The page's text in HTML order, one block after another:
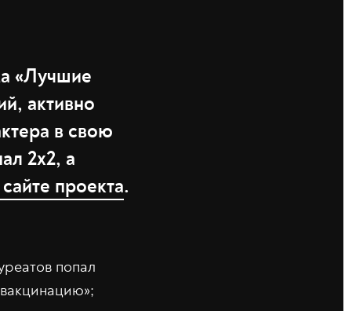
«Лучшие
активно
в свою
2х2, а
проекта.
попал